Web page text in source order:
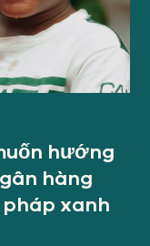
hướng
hàng
xanh